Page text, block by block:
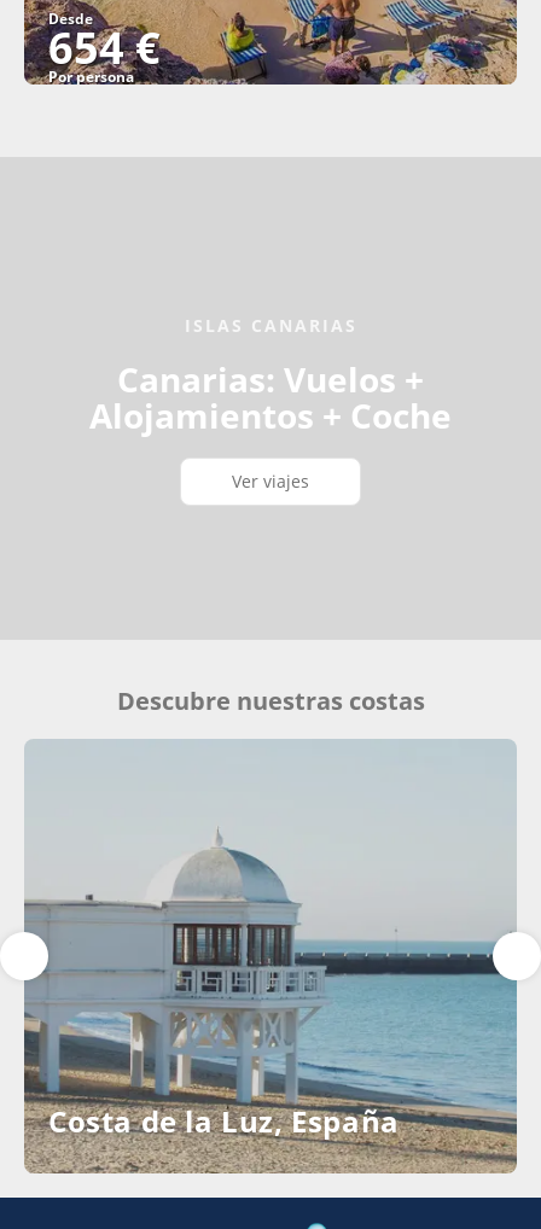
Desde
654 €
Por persona
ISLAS CANARIAS
Canarias: Vuelos +
Alojamientos + Coche
Ver viajes
Descubre nuestras costas
Costa de la Luz, España